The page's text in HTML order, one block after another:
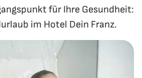
für Ihre Gesundheit:
im Hotel Dein Franz.